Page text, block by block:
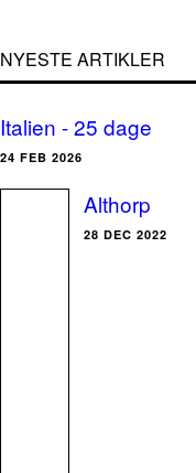
NYESTE ARTIKLER
Italien - 25 dage
24 FEB 2026
Althorp
28 DEC 2022